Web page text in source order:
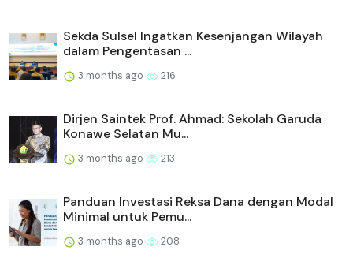
Sekda Sulsel Ingatkan Kesenjangan Wilayah
dalam Pengentasan ...
3 months ago 216
Dirjen Saintek Prof. Ahmad: Sekolah Garuda
Konawe Selatan Mu...
3 months ago 213
Panduan Investasi Reksa Dana dengan Modal
Minimal untuk Pemu...
3 months ago 208